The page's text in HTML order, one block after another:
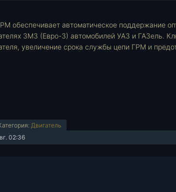
обеспечивает автоматическое поддержание
ЗМЗ (Евро-3) автомобилей УАЗ и ГАЗель.
увеличение срока службы цепи ГРМ и
Двигатель
02:36